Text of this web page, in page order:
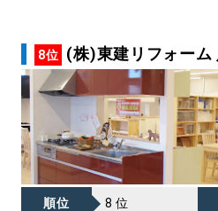
8位 (株)東建リフォーム
順位 8 位